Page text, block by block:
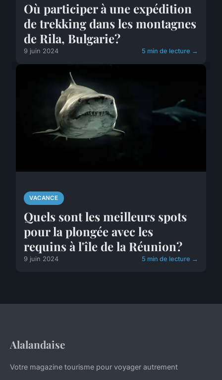
Où participer à une expédition
de trekking dans les montagnes
de Rila, Bulgarie?
9 juin 2024 5 min de lecture →
VACANCE
Quels sont les meilleurs spots
pour la plongée avec les
requins à l'île de la Réunion?
9 juin 2024 5 min de lecture →
Alalandaise
Votre magazine tourisme pour voyager autrement